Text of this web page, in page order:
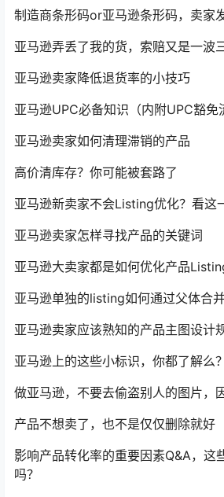
制造商条形码or亚马逊条形码，卖家
亚马逊弄丢了我的货，索赔又是一波
亚马逊卖家降低退货率的小技巧
亚马逊UPC必备知识（内附UPC豁免
亚马逊卖家如何清理滞销的产品
高价清库存？你可能被套路了
亚马逊新卖家不会Listing优化？看这
亚马逊卖家怎样寻找产品的关键词
亚马逊大卖家都是如何优化产品
亚马逊单独的listing如何通过父体合
亚马逊卖家应该熟知的产品主图设计
亚马逊上的这些小标识，你都了解么？
做亚马逊，不要去偷盗别人的图片，
产品不想卖了，也不是仅仅删除就好
影响产品转化率的重要因素Q&A，这
吗？